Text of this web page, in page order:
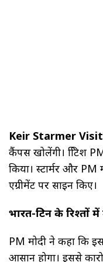
Keir Starmer
कैंपस खोलेंगी। ब्रिटिश
किया। स्टार्मर और
एग्रीमेंट पर साइन किए।
भारत-ब्रिटेन के रिश्तों
PM मोदी ने कहा कि
आसान होगा। इससे